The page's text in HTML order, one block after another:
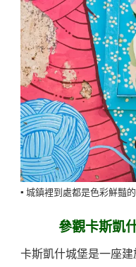
▪️ 城鎮裡到處都是色彩鮮豔
參觀卡斯凱
卡斯凱什城堡是一座